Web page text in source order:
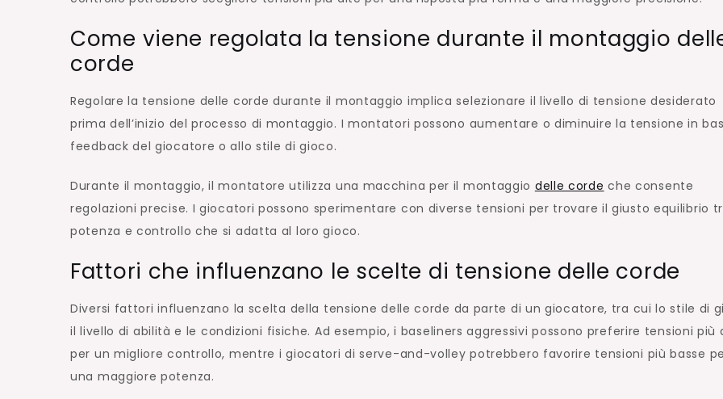
Come viene regolata la tensione durante il montaggio
corde
Regolare la tensione delle corde durante il montaggio implica selezionare il livello di tensione desiderato
prima dell’inizio del processo di montaggio. I montatori possono aumentare o diminuire la tensione in
feedback del giocatore o allo stile di gioco.
Durante il montaggio, il montatore utilizza una macchina per il montaggio delle corde che consente
regolazioni precise. I giocatori possono sperimentare con diverse tensioni per trovare il giusto equilibrio
potenza e controllo che si adatta al loro gioco.
Fattori che influenzano le scelte di tensione delle corde
Diversi fattori influenzano la scelta della tensione delle corde da parte di un giocatore, tra cui lo stile di
il livello di abilità e le condizioni fisiche. Ad esempio, i baseliners aggressivi possono preferire tensioni più
per un migliore controllo, mentre i giocatori di serve-and-volley potrebbero favorire tensioni più basse
una maggiore potenza.